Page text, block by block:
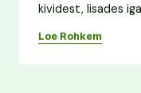
kividest, lisades
Loe Rohkem